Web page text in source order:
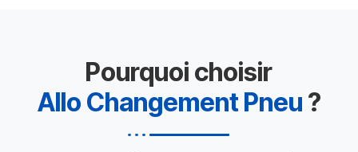
Pourquoi choisir
Allo Changement Pneu ?